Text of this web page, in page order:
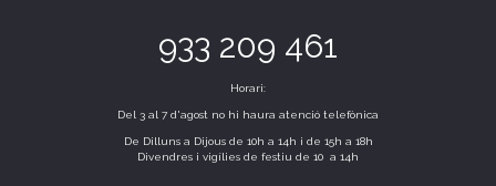
933 209 461
Horari:
Del 3 al 7 d'agost no hi haura atenció telefònica
De Dilluns a Dijous de 10h a 14h i de 15h a 18h
Divendres i vigílies de festiu de 10 a 14h